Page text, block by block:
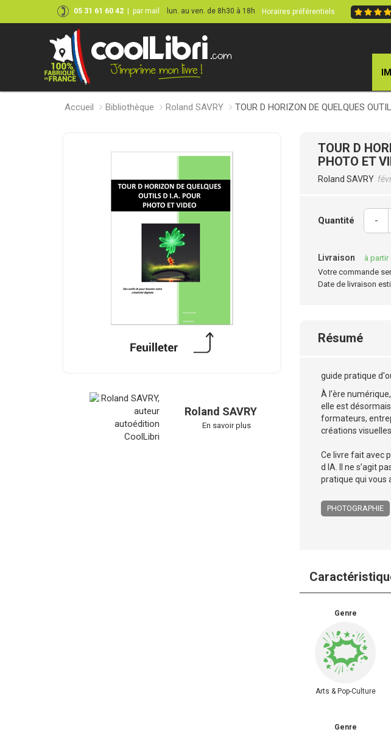
05 31 61 60 42 par mail lun. au ven. de 8h30 à 18h Horaires préférentiels
Accueil Bibliothèque Roland SAVRY TOUR D HORIZON DE QUELQUES
Roland SAVRY
En savoir plus
TOUR D
PHOTO ET
Roland SAVRY
Quantité -
Livraison
à partir
Votre commande
Date de livraison
Résumé
guide pratique
À l’ère
elle est
formateurs,
créations
Ce livre fait avec
d IA. Il ne s’agit
pratique qui vous
PHOTOGRAPHIE
Genre
Arts & Pop-Culture
Genre